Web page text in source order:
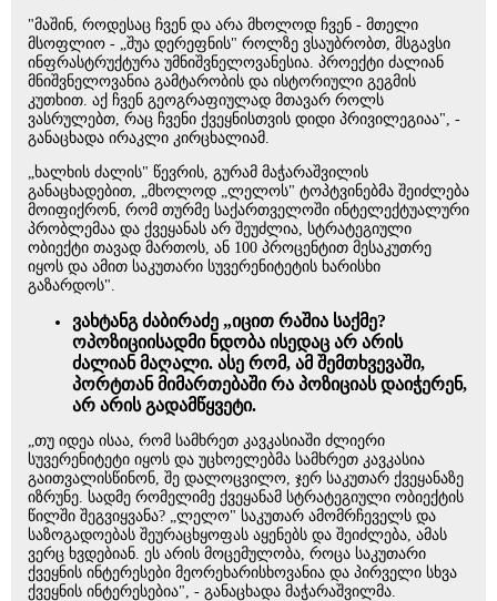
"მაშინ, როდესაც ჩვენ და არა მხოლოდ ჩვენ - მთელი
მსოფლიო - „შუა დერეფნის" როლზე ვსაუბრობთ, მსგავსი
ინფრასტრუქტურა უმნიშვნელოვანესია. პროექტი ძალიან
მნიშვნელოვანია გამტარობის და ისტორიული გეგმის
კუთხით. აქ ჩვენ გეოგრაფიულად მთავარ როლს
ვასრულებთ, რაც ჩვენი ქვეყნისთვის დიდი პრივილეგიაა", -
განაცხადა ირაკლი კირცხალიამ.
„ხალხის ძალის" წევრის, გურამ მაჭარაშვილის
განაცხადებით, „მხოლოდ „ლელოს" ტოპტვინებმა შეიძლება
მოიფიქრონ, რომ თურმე საქართველოში ინტელექტუალური
პრობლემაა და ქვეყანას არ შეუძლია, სტრატეგიული
ობიექტი თავად მართოს, ან 100 პროცენტით მესაკუთრე
იყოს და ამით საკუთარი სუვერენიტეტის ხარისხი
გაზარდოს".
ვახტანგ ძაბირაძე „იცით რაშია საქმე?
ოპოზიციისადმი ნდობა ისედაც არ არის
ძალიან მაღალი. ასე რომ, ამ შემთხვევაში,
პორტთან მიმართებაში რა პოზიციას დაიჭერენ,
არ არის გადამწყვეტი.
„თუ იდეა ისაა, რომ სამხრეთ კავკასიაში ძლიერი
სუვერენიტეტი იყოს და უცხოელებმა სამხრეთ კავკასია
გაითვალისწინონ, შე დალოცვილო, ჯერ საკუთარ ქვეყანაზე
იზრუნე. სადმე რომელიმე ქვეყანამ სტრატეგიული ობიექტის
წილში შეგვიყვანა? „ლელო" საკუთარ ამომრჩეველს და
საზოგადოებას შეურაცხყოფას აყენებს და შეიძლება, ამას
ვერც ხვდებიან. ეს არის მოცემულობა, როცა საკუთარი
ქვეყნის ინტერესები მეორეხარისხოვანია და პირველი სხვა
ქვეყნის ინტერესებია", - განაცხადა მაჭარაშვილმა.